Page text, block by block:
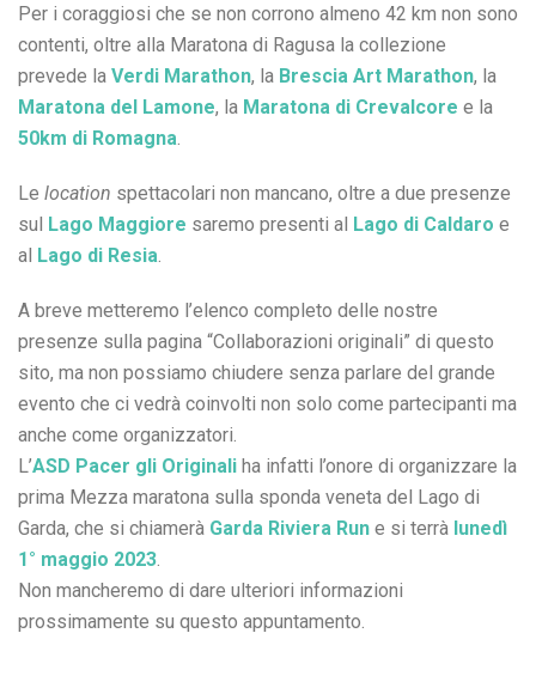
Per i coraggiosi che se non corrono almeno 42 km non sono
contenti, oltre alla Maratona di Ragusa la collezione
prevede la Verdi Marathon, la Brescia Art Marathon, la
Maratona del Lamone, la Maratona di Crevalcore e la
50km di Romagna
Le location spettacolari non mancano, oltre a due presenze
sul Lago Maggiore saremo presenti al Lago di Caldaro e
al Lago di Resia
A breve metteremo l’elenco completo delle nostre
presenze sulla pagina “Collaborazioni originali” di questo
sito, ma non possiamo chiudere senza parlare del grande
evento che ci vedrà coinvolti non solo come partecipanti ma
anche come organizzatori.
L’ASD Pacer gli Originali ha infatti l’onore di organizzare la
prima Mezza maratona sulla sponda veneta del Lago di
Garda, che si chiamerà Garda Riviera Run e si terrà lunedì
1° maggio 2023
Non mancheremo di dare ulteriori informazioni
prossimamente su questo appuntamento.